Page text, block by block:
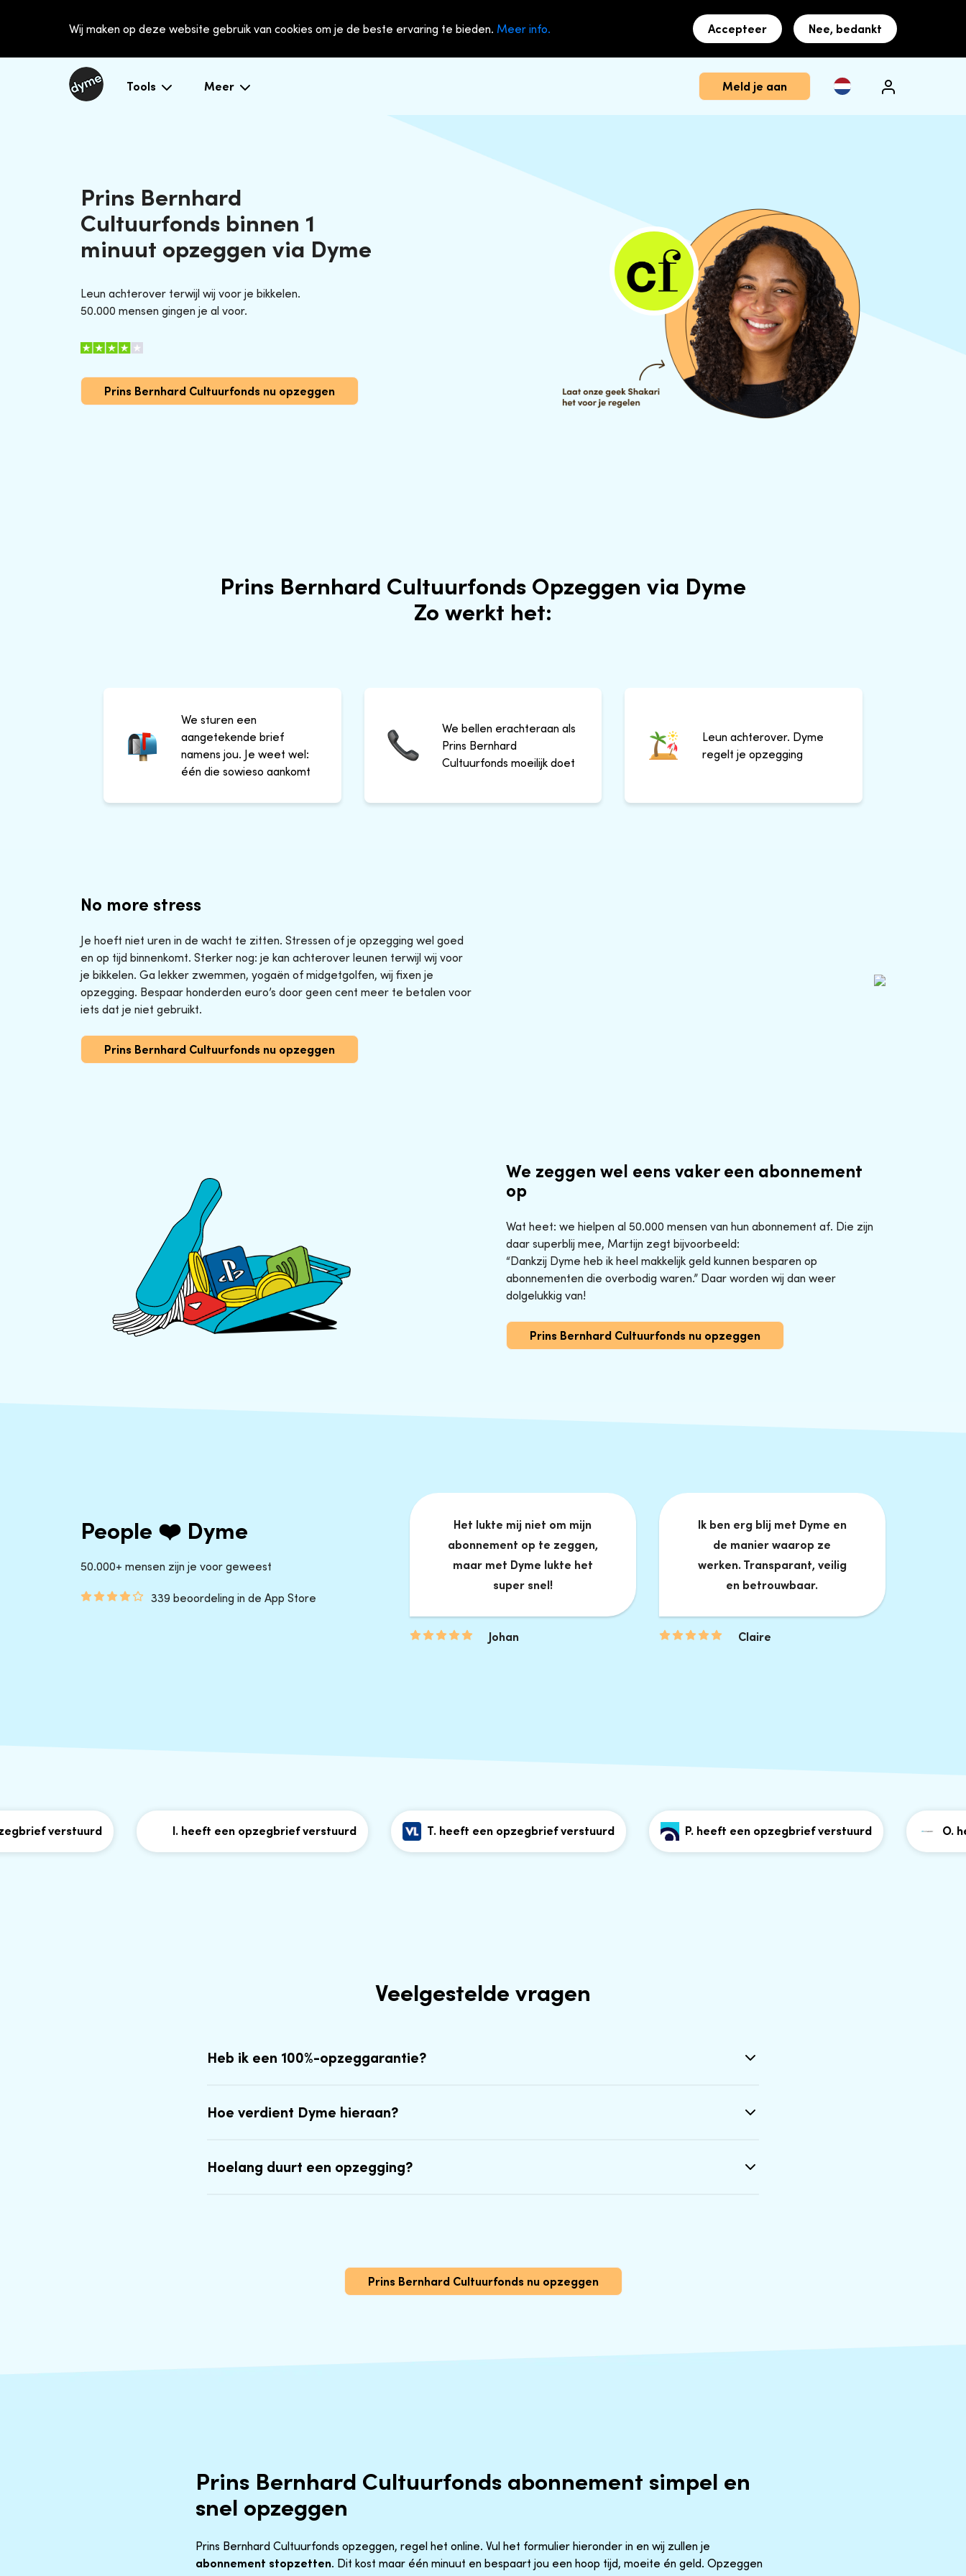
Wij maken op deze website gebruik van cookies om je de beste ervaring te bieden. Meer info. Accepteer Nee, bedankt
Tools Meer Meld je aan
Prins Bernhard
Cultuurfonds binnen 1
minuut opzeggen via Dyme
Leun achterover terwijl wij voor je bikkelen.
50.000 mensen gingen je al voor.
Prins Bernhard Cultuurfonds nu opzeggen
Prins Bernhard Cultuurfonds Opzeggen via Dyme
Zo werkt het:
We sturen een
aangetekende brief
namens jou. Je weet wel:
één die sowieso aankomt
We bellen erachteraan als
Prins Bernhard
Cultuurfonds moeilijk doet
Leun achterover. Dyme
regelt je opzegging
No more stress
Je hoeft niet uren in de wacht te zitten. Stressen of je opzegging wel goed
en op tijd binnenkomt. Sterker nog: je kan achterover leunen terwijl wij voor
je bikkelen. Ga lekker zwemmen, yogaën of midgetgolfen, wij fixen je
opzegging. Bespaar honderden euro’s door geen cent meer te betalen voor
iets dat je niet gebruikt.
Prins Bernhard Cultuurfonds nu opzeggen
We zeggen wel eens vaker een abonnement
op
Wat heet: we hielpen al 50.000 mensen van hun abonnement af. Die zijn
daar superblij mee, Martijn zegt bijvoorbeeld:
“Dankzij Dyme heb ik heel makkelijk geld kunnen besparen op
abonnementen die overbodig waren.” Daar worden wij dan weer
dolgelukkig van!
Prins Bernhard Cultuurfonds nu opzeggen
People ❤️ Dyme
50.000+ mensen zijn je voor geweest
339 beoordeling in de App Store
Het lukte mij niet om mijn
abonnement op te zeggen,
maar met Dyme lukte het
super snel!
Johan
Ik ben erg blij met Dyme en
de manier waarop ze
werken. Transparant, veilig
en betrouwbaar.
Claire
verstuurd I. heeft een opzegbrief verstuurd T. heeft een opzegbrief verstuurd P. heeft een opzegbrief verstuurd O.
Veelgestelde vragen
Heb ik een 100%-opzeggarantie?
Hoe verdient Dyme hieraan?
Hoelang duurt een opzegging?
Prins Bernhard Cultuurfonds nu opzeggen
Prins Bernhard Cultuurfonds abonnement simpel en
snel opzeggen
Prins Bernhard Cultuurfonds opzeggen, regel het online. Vul het formulier hieronder in en wij zullen je
abonnement stopzetten. Dit kost maar één minuut en bespaart jou een hoop tijd, moeite én geld. Opzeggen